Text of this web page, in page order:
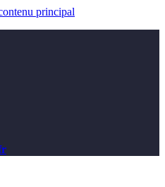
principal